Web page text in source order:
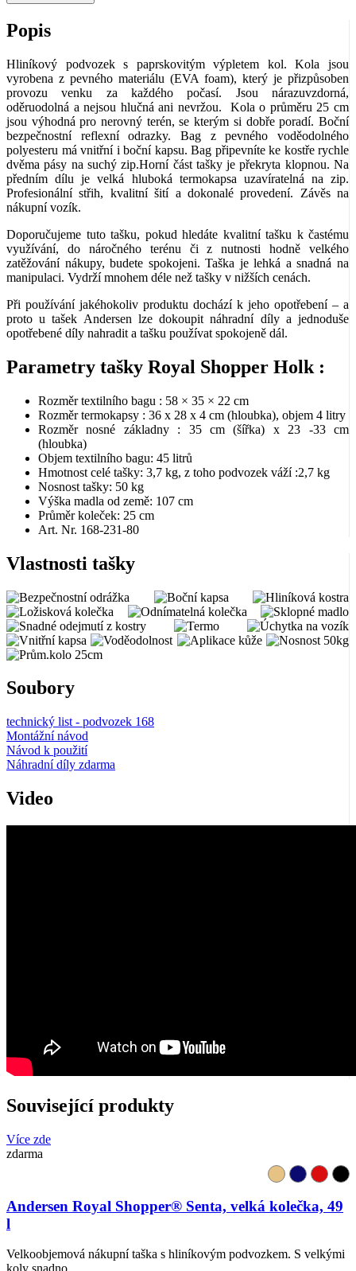
Popis
Hliníkový podvozek s paprskovitým výpletem kol. Kola jsou
vyrobena z pevného materiálu (EVA foam), který je přizpůsoben
provozu venku za každého počasí. Jsou nárazuvzdorná,
oděruodolná a nejsou hlučná ani nevržou. Kola o průměru 25 cm
jsou výhodná pro nerovný terén, se kterým si dobře poradí. Boční
bezpečnostní reflexní odrazky. Bag z pevného voděodolného
polyesteru má vnitřní i boční kapsu. Bag připevníte ke kostře rychle
dvěma pásy na suchý zip.Horní část tašky je překryta klopnou. Na
předním dílu je velká hluboká termokapsa uzavíratelná na zip.
Profesionální střih, kvalitní šití a dokonalé provedení. Závěs na
nákupní vozík.
Doporučujeme tuto tašku, pokud hledáte kvalitní tašku k častému
využívání, do náročného terénu či z nutnosti hodně velkého
zatěžování nákupy, budete spokojeni. Taška je lehká a snadná na
manipulaci. Vydrží mnohem déle než tašky v nižších cenách.
Při používání jakéhokoliv produktu dochází k jeho opotřebení – a
proto u tašek Andersen lze dokoupit náhradní díly a jednoduše
opotřebené díly nahradit a tašku používat spokojeně dál.
Parametry tašky Royal Shopper Holk :
Rozměr textilního bagu : 58 × 35 × 22 cm
Rozměr termokapsy : 36 x 28 x 4 cm (hloubka), objem 4 litry
Rozměr nosné základny : 35 cm (šířka) x 23 -33 cm
(hloubka)
Objem textilního bagu: 45 litrů
Hmotnost celé tašky: 3,7 kg, z toho podvozek váží :2,7 kg
Nosnost tašky: 50 kg
Výška madla od země: 107 cm
Průměr koleček: 25 cm
Art. Nr. 168-231-80
Vlastnosti tašky
Soubory
technický list - podvozek 168
Montážní návod
Návod k použití
Náhradní díly zdarma
Video
Související produkty
Více zde
zdarma
Andersen Royal Shopper® Senta, velká kolečka, 49
l
Velkoobjemová nákupní taška s hliníkovým podvozkem. S velkými